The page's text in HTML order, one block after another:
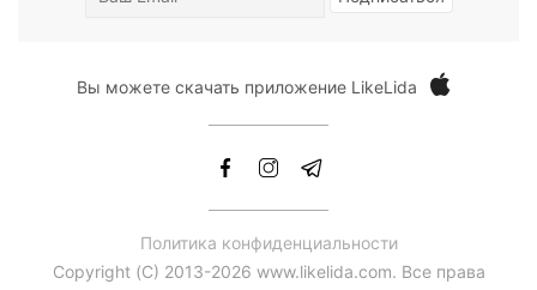
Вы можете скачать приложение LikeLida
Политика конфиденциальности
Copyright (С) 2013-2026 www.likelida.com. Все права